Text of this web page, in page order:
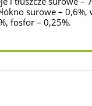
surowe – 0,6%,
fosfor – 0,25%.